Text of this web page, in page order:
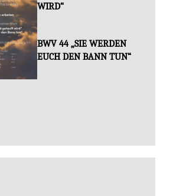
WIRD“
BWV 44 „SIE WERDEN
EUCH DEN BANN TUN“